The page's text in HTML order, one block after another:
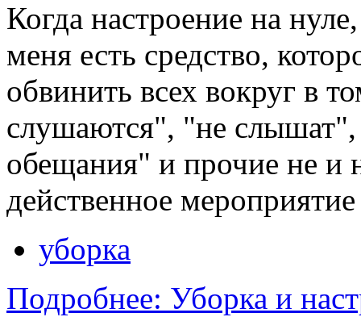
Когда настроение на
меня есть средство,
обвинить всех вокруг в
слушаются", "не
обещания" и прочие не и
действенное
уборка
Подробнее: Уборка и